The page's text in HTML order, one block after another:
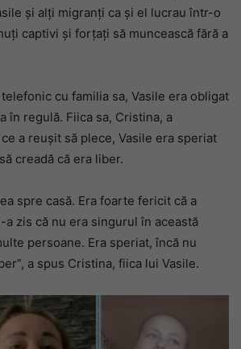
și alți migranți ca și el lucrau într-o
captivi și forțați să muncească fără a
cu familia sa, Vasile era obligat
în regulă. Fiica sa, Cristina, a
a reușit să plece, Vasile era speriat
creadă că era liber.
spre casă. Era foarte fericit că a
a zis că nu era singurul în această
persoane. Era speriat, încă nu
a spus Cristina, fiica lui Vasile.